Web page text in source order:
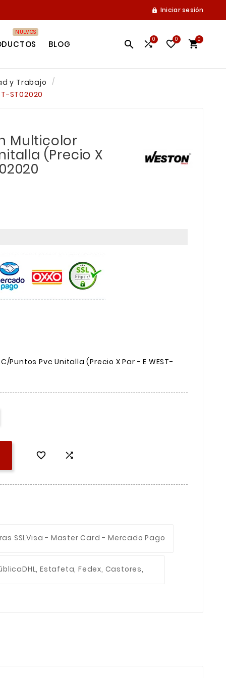
 Iniciar sesión
NUEVOS
BLOG  0 0 0
y Trabajo
ST02020
Multicolor
(Precio X
Puntos Pvc Unitalla (Precio X Par - E WEST-
 
SSLVisa - Master Card - Mercado Pago
DHL, Estafeta, Fedex, Castores,